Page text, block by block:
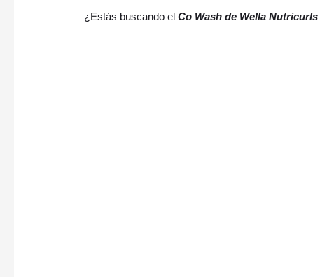
¿Estás buscando elCo Wash de Wella